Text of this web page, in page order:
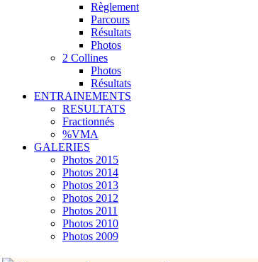
Règlement
Parcours
Résultats
Photos
2 Collines
Photos
Résultats
ENTRAINEMENTS
RESULTATS
Fractionnés
%VMA
GALERIES
Photos 2015
Photos 2014
Photos 2013
Photos 2012
Photos 2011
Photos 2010
Photos 2009